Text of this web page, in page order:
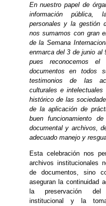
En nuestro papel de
información pública,
personales y la gestión
nos sumamos con gran
de la Semana
enmarca del 3 de junio al
pues reconocemos
documentos en todos
testimonios de las
culturales e
histórico de las
de la aplicación de
buen funcionamiento
documental y archivos,
adecuado manejo y
Esta celebración nos
archivos institucionales
de documentos, sino
aseguran la continuidad
la preservación del
institucional y la